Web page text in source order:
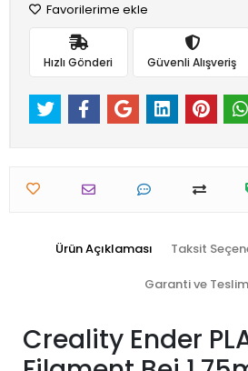
Favorilerime ekle
Hızlı Gönderi Güvenli Alışveriş
Ürün Açıklaması Taksit
Garanti ve
Creality Ender